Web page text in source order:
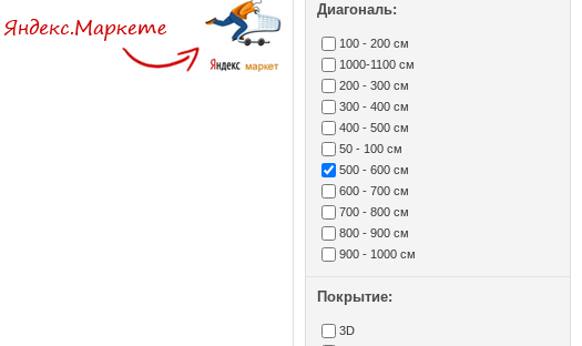
Диагональ:
100 - 200 см
1000-1100 см
200 - 300 см
300 - 400 см
400 - 500 см
50 - 100 см
500 - 600 см
600 - 700 см
700 - 800 см
800 - 900 см
900 - 1000 см
Покрытие:
3D